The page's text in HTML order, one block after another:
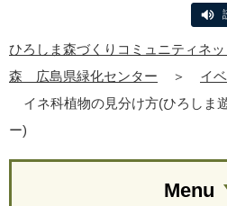
ひろしま森づくりコミュニティネッ
森 広島県緑化センター
＞ イ
イネ科植物の見分け方(ひろしま
ー)
Menu